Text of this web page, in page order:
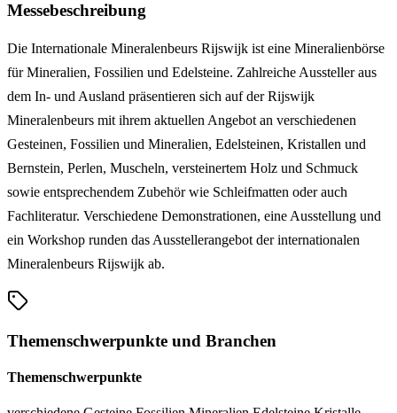
Messebeschreibung
Die Internationale Mineralenbeurs Rijswijk ist eine Mineralienbörse
für Mineralien, Fossilien und Edelsteine. Zahlreiche Aussteller aus
dem In- und Ausland präsentieren sich auf der Rijswijk
Mineralenbeurs mit ihrem aktuellen Angebot an verschiedenen
Gesteinen, Fossilien und Mineralien, Edelsteinen, Kristallen und
Bernstein, Perlen, Muscheln, versteinertem Holz und Schmuck
sowie entsprechendem Zubehör wie Schleifmatten oder auch
Fachliteratur. Verschiedene Demonstrationen, eine Ausstellung und
ein Workshop runden das Ausstellerangebot der internationalen
Mineralenbeurs Rijswijk ab.
Themenschwerpunkte und Branchen
Themenschwerpunkte